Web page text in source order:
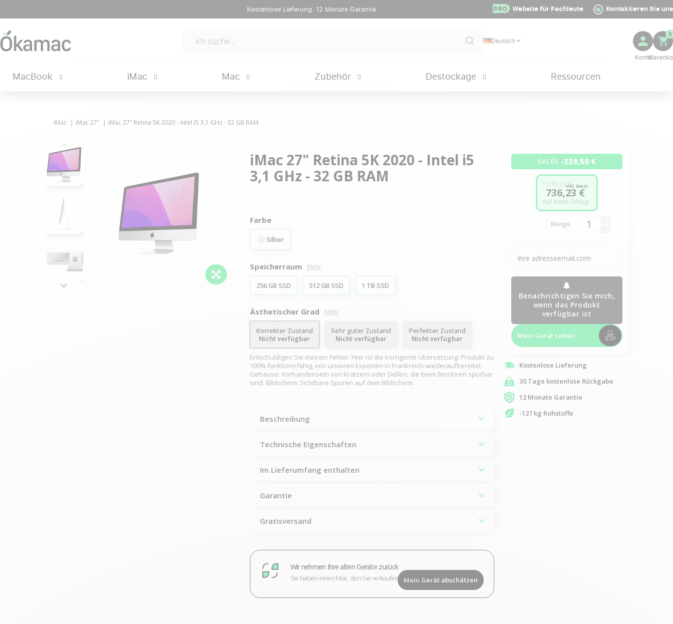
Kostenlose Lieferung. 12 Monate Garantie PRO Website für Fachleute Kontaktieren Sie uns
Deutsch
0
MacBook iMac Mac Zubehör Destockage Ressourcen
iMac iMac 27" iMac 27" Retina 5K 2020 - Intel i5 3,1 GHz - 32 GB RAM
iMac 27" Retina 5K 2020 - Intel i5
3,1 GHz - 32 GB RAM
Farbe
Silber
Speicherraum Mehr
256 GB SSD 512 GB SSD 1 TB SSD
Ästhetischer Grad Mehr
Korrekter Zustand
Nicht verfügbar
Sehr guter Zustand
Nicht verfügbar
Perfekter Zustand
Nicht verfügbar
Entschuldigen Sie meinen Fehler. Hier ist die korrigierte Übersetzung: Produkt zu
100% funktionsfähig, von unseren Experten in Frankreich wiederaufbereitet.
Gehäuse: Vorhandensein von Kratzern oder Dellen, die beim Berühren spürbar
sind. Bildschirm: Sichtbare Spuren auf dem Bildschirm.
Beschreibung
Technische Eigenschaften
Im Lieferumfang enthalten
Garantie
Gratisversand
Wir nehmen Ihre alten Geräte zurück
Sie haben einen Mac, den Sie verkaufen möchten?Mein Gerät abschätzen
SALES -339,50 €
1.075,73 €
736,23 €
inkl. MwSt.
Auf einen Schlag
Menge
Benachrichtigen Sie mich,
wenn das Produkt
verfügbar ist
Mein Gerät retten
Kostenlose Lieferung
30 Tage kostenlose Rückgabe
12 Monate Garantie
-127 kg Rohstoffe